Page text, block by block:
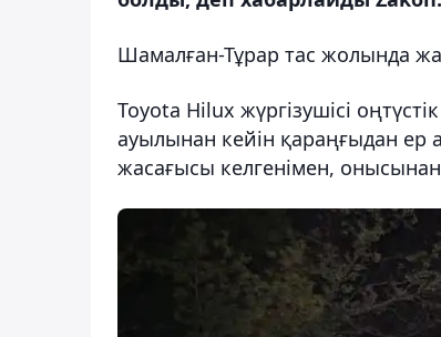
Шамалған-Тұрар тас жолында
Toyota Hilux жүргізушісі
ауылынан кейін қараңғыдан ер
жасағысы келгенімен,